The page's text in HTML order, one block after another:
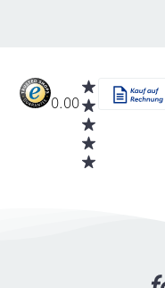
0.00